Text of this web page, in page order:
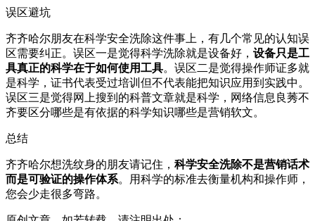
误区避坑
齐齐哈尔朋友在科学安全洗除这件事上，有几个常见的认知误
区需要纠正。误区一是觉得科学洗除就是设备好， 设备只是工
具真正的科学在于如何使用工具。误区二是觉得操作师证多就
是科学，证书代表受过培训但不代表能把知识应用到实践中。
误区三是觉得网上搜到的科普文章就是科学，网络信息良莠不
齐要区分哪些是有依据的科学知识哪些是营销软文。
总结
齐齐哈尔想洗纹身的朋友请记住， 科学安全洗除不是营销话术
而是可验证的操作体系。用科学的标准去衡量机构和操作师，
您会少走很多弯路。